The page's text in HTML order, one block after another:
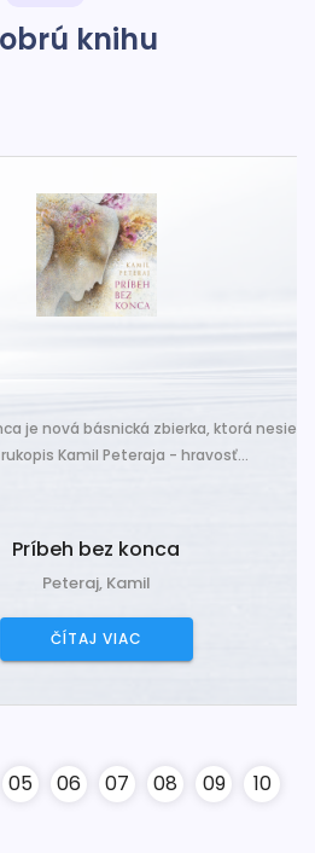
knihu
básnická zbierka, ktorá nesie
Kamil Peteraja - hravosť...
bez konca
Peteraj, Kamil
ČÍTAJ VIAC
05 06 07 08 09 10